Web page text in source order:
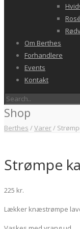
Om Berthes
Forhandlere
Events
Kontakt
Shop
Berthes /Varer/
Strømpe
225 kr.
Lækker knæstrømpe